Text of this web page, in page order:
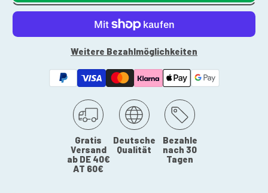
Weitere Bezahlmöglichkeiten
Gratis
Versand
ab DE 40€
AT 60€
Deutsche
Qualität
Bezahle
nach 30
Tagen